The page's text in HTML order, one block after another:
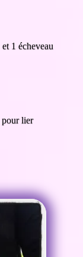
et 1 écheveau
pour lier